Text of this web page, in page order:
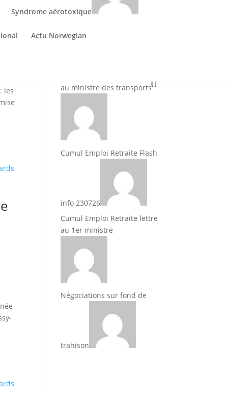
Syndrome aérotoxique
Actu Norwegian
les
Cumul Emploi Retraite Flash
au ministre des transports
Cumul Emploi Retraite Flash
info 230726
Cumul Emploi Retraite lettre
au 1er ministre
Négociations sur fond de
trahison